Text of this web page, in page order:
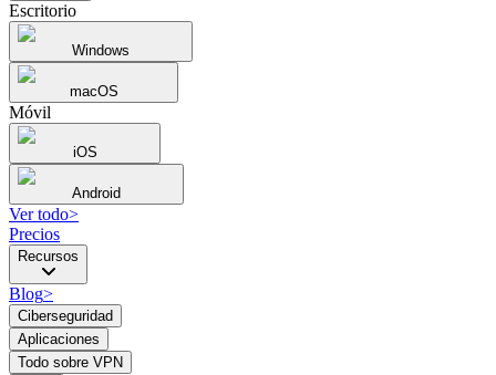
Escritorio
Windows
macOS
Móvil
iOS
Android
Ver todo>
Precios
Recursos
Blog>
Ciberseguridad
Aplicaciones
Todo sobre VPN